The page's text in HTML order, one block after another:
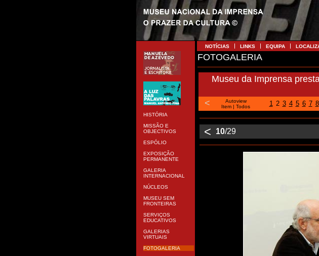
HISTÓRIA
MISSÃO E
OBJECTIVOS
ESPÓLIO
EXPOSIÇÃO
PERMANENTE
GALERIA
INTERNACIONAL
NÚCLEOS
MUSEU SEM
FRONTEIRAS
SERVIÇOS
EDUCATIVOS
GALERIAS
VIRTUAIS
FOTOGALERIA
NOTÍCIAS LINKS EQUIPA
FOTOGALERIA
Museu da Imprensa
<
Autoview
Item | Todos 1 2 3 4 5 6 7 8
< 10/29